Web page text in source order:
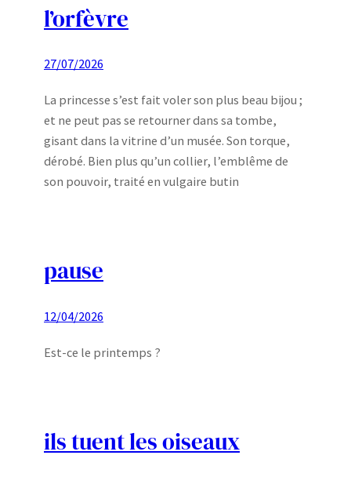
l’orfèvre
27/07/2026
La princesse s’est fait voler son plus beau bijou ;
et ne peut pas se retourner dans sa tombe,
gisant dans la vitrine d’un musée. Son torque,
dérobé. Bien plus qu’un collier, l’emblême de
son pouvoir, traité en vulgaire butin
pause
12/04/2026
Est-ce le printemps ?
ils tuent les oiseaux